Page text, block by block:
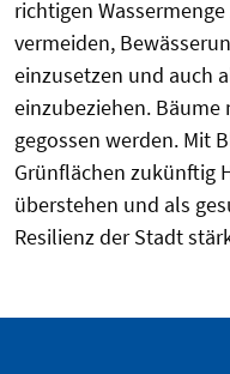
richtigen
vermeiden,
einzusetzen und auch
einzubeziehen.
gegossen werden. Mit
Grünflächen zukünftig
überstehen und als
Resilienz der Stadt